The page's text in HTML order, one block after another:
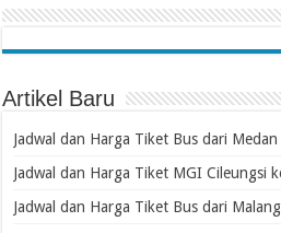
Artikel Baru
Jadwal dan Harga Tiket Bus dari Medan
Jadwal dan Harga Tiket MGI Cileungsi
Jadwal dan Harga Tiket Bus dari